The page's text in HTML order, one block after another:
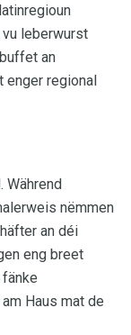
leberwurst
an
enger regional
nëmmen
an déi
eng breet
Haus mat de